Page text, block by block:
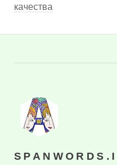
качества